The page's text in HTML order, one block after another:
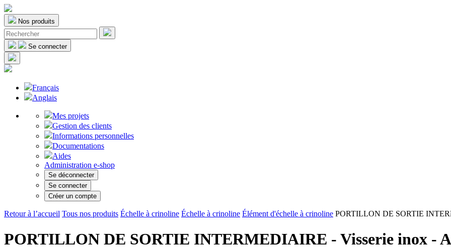
Nos produits
Se connecter
Français
Anglais
Mes projets
Gestion des clients
Informations personnelles
Documentations
Aides
Administration e-shop
Se déconnecter
Se connecter
Créer un compte
Retour à l’accueil Tous nos produits Échelle à crinoline Échelle à crinoline Élément d'échelle à crinoline PORTILLON DE SORTIE
PORTILLON DE SORTIE INTERMEDIAIRE - Visserie inox -